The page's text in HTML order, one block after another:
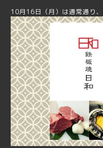
10月16日（月）は通常通り、